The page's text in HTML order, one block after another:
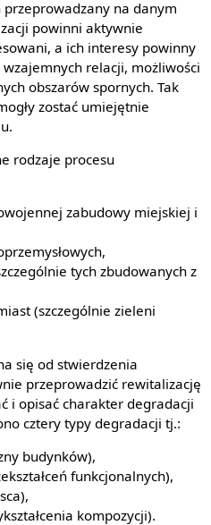
przeprowadzany na danym
powinni aktywnie
a ich interesy powinny
relacji, możliwości
obszarów spornych. Tak
zostać umiejętnie
rodzaje procesu
zabudowy miejskiej i
tych zbudowanych z
(szczególnie zieleni
się od stwierdzenia
przeprowadzić rewitalizację
i opisać charakter degradacji
cztery typy degradacji tj.:
budynków),
funkcjonalnych),
kompozycji).